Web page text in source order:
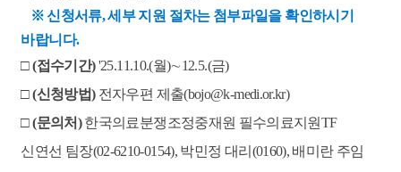
※ 신청서류, 세부 지원 절차는 첨부파일을 확인하시기
바랍니다.
□(접수기간)'25.11.10.(월)∼12.5.(금)
□(신청방법)전자우편 제출(bojo@k-medi.or.kr)
□(문의처)한국의료분쟁조정중재원 필수의료지원TF
신연선 팀장(02-6210-0154), 박민정 대리(0160), 배미란 주임